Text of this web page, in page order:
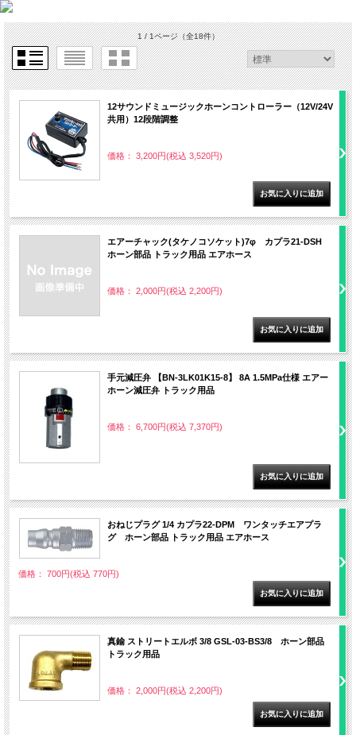
1 / 1ページ（全18件）
12サウンドミュージックホーンコントローラー（12V/24V
共用）12段階調整
価格： 3,200円(税込 3,520円)
エアーチャック(タケノコソケット)7φ カプラ21-DSH
ホーン部品 トラック用品 エアホース
価格： 2,000円(税込 2,200円)
手元減圧弁 【BN-3LK01K15-8】 8A 1.5MPa仕様 エアー
ホーン減圧弁 トラック用品
価格： 6,700円(税込 7,370円)
おねじプラグ 1/4 カプラ22-DPM ワンタッチエアプラ
グ ホーン部品 トラック用品 エアホース
価格： 700円(税込 770円)
真鍮 ストリートエルボ 3/8 GSL-03-BS3/8 ホーン部品
トラック用品
価格： 2,000円(税込 2,200円)